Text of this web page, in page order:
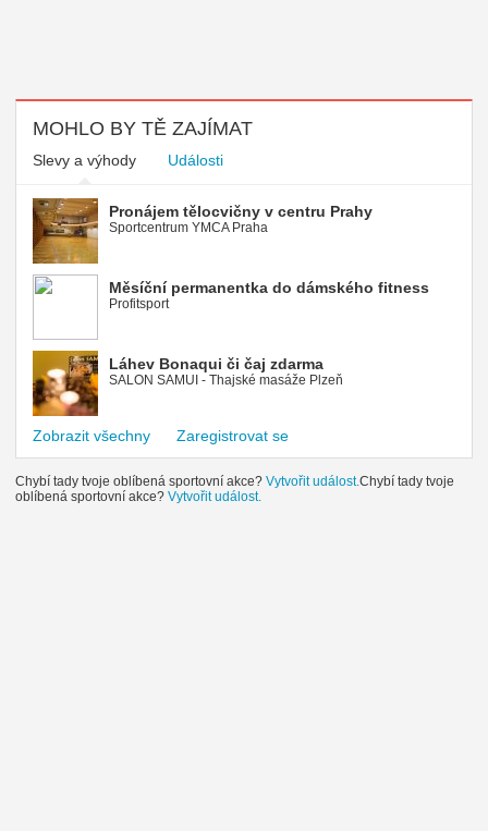
MOHLO BY TĚ ZAJÍMAT
Slevy a výhody Události
Pronájem tělocvičny v centru Prahy
Sportcentrum YMCA Praha
Měsíční permanentka do dámského fitness
Profitsport
Láhev Bonaqui či čaj zdarma
SALON SAMUI - Thajské masáže Plzeň
Zobrazit všechny Zaregistrovat se
Chybí tady tvoje oblíbená sportovní akce? Vytvořit událost.Chybí tady tvoje
oblíbená sportovní akce? Vytvořit událost.